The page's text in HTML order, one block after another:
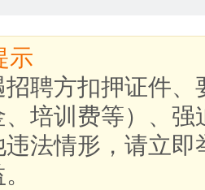
示
聘方扣押证件
、培训费等）、
法情形，请立